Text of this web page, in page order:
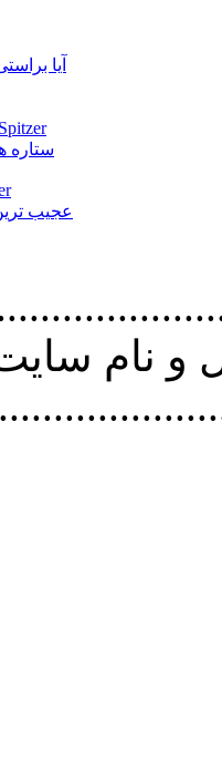
آیا
مصاحبه ای با تلسکوپ فضایی Spitzer
ستاره
عجیب
نام